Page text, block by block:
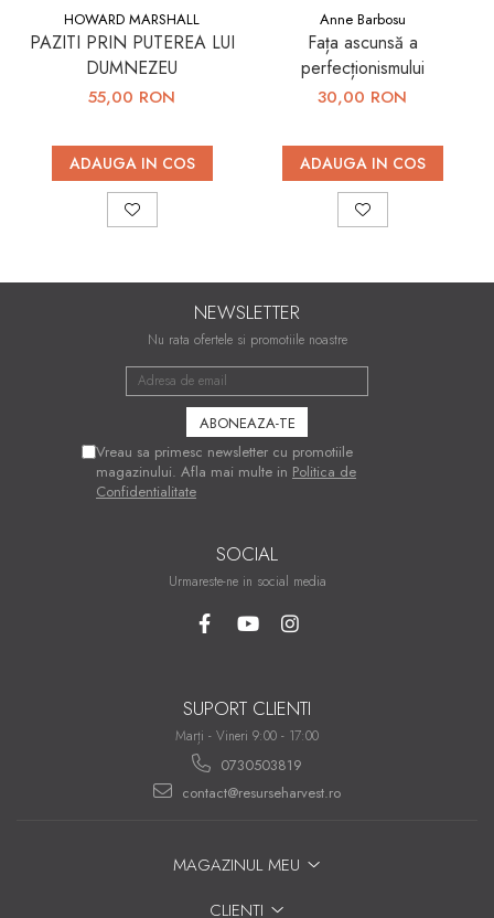
HOWARD MARSHALL
PAZITI PRIN PUTEREA LUI
DUMNEZEU
55,00 RON
ADAUGA IN COS
Anne Barbosu
Fața ascunsă a
perfecționismului
30,00 RON
ADAUGA IN COS
NEWSLETTER
Nu rata ofertele si promotiile noastre
Vreau sa primesc newsletter cu promotiile
magazinului. Afla mai multe in Politica de
Confidentialitate
SOCIAL
Urmareste-ne in social media
SUPORT CLIENTI
Marți - Vineri 9:00 - 17:00
0730503819
contact@resurseharvest.ro
MAGAZINUL MEU
CLIENTI